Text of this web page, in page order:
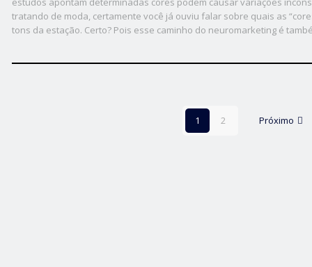
tratando de moda, certamente você já ouviu falar sobre quais as
tons da estação. Certo? Pois esse caminho do neuromarketing é
1 2 Próximo